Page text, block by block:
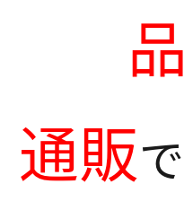
品
通販で